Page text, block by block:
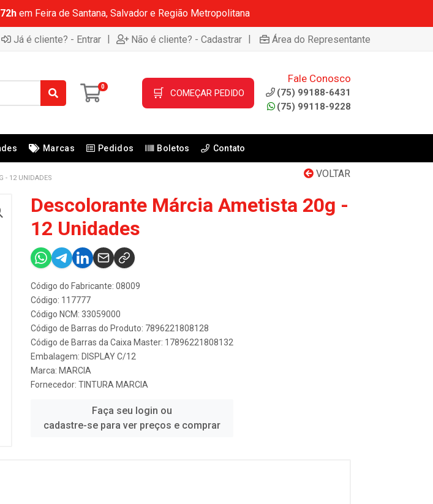
em Feira de Santana, Salvador e Região Metropolitana
Já é cliente? - Entrar | Não é cliente? - Cadastrar | Área do Representante
0 🛒 COMEÇAR PEDIDO
Fale Conosco
(75) 99188-6431
(75) 99118-9228
Marcas Pedidos Boletos Contato
VOLTAR
- 12 UNIDADES
Descolorante Márcia Ametista 20g -
12 Unidades
Código do Fabricante: 08009
Código: 117777
Código NCM: 33059000
Código de Barras do Produto: 7896221808128
Código de Barras da Caixa Master: 17896221808132
Embalagem: DISPLAY C/12
Marca: MARCIA
Fornecedor: TINTURA MARCIA
Faça seu login ou
cadastre-se para ver preços e comprar